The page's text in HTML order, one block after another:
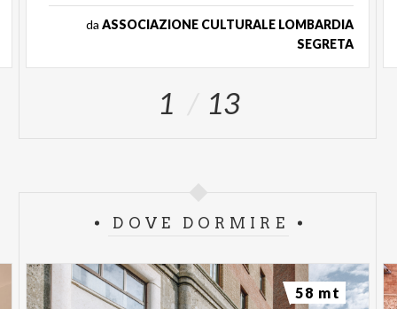
da ASSOCIAZIONE CULTURALE LOMBARDIA
SEGRETA
1 13
DOVE DORMIRE
58 mt